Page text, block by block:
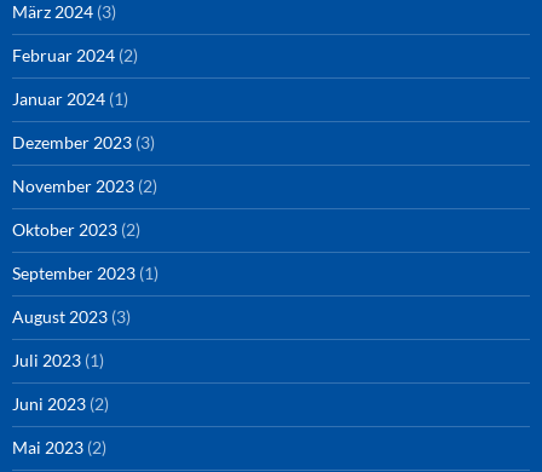
März 2024 (3)
Februar 2024 (2)
Januar 2024 (1)
Dezember 2023 (3)
November 2023 (2)
Oktober 2023 (2)
September 2023 (1)
August 2023 (3)
Juli 2023 (1)
Juni 2023 (2)
Mai 2023 (2)